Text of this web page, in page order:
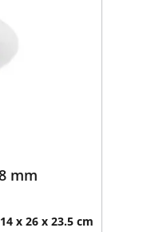
mm
14 x 26 x 23.5 cm